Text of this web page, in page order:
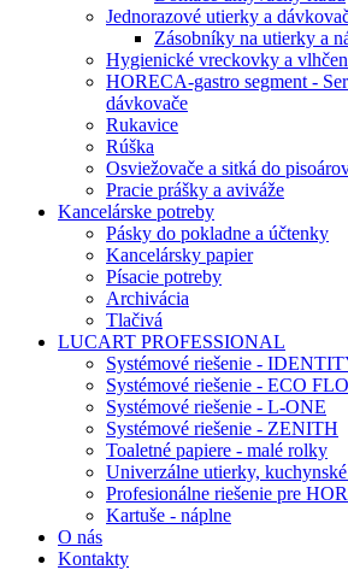
Jednorazové utierky a
Zásobníky na utierky a
Hygienické vreckovky a
HORECA-gastro segment -
dávkovače
Rukavice
Rúška
Osviežovače a sitká do
Pracie prášky a aviváže
Kancelárske potreby
Pásky do pokladne a účtenky
Kancelársky papier
Písacie potreby
Archivácia
Tlačivá
LUCART PROFESSIONAL
Systémové riešenie -
Systémové riešenie - ECO
Systémové riešenie - L-ONE
Systémové riešenie - ZENITH
Toaletné papiere - malé rolky
Univerzálne utierky,
Profesionálne riešenie pre
Kartuše - náplne
O nás
Kontakty